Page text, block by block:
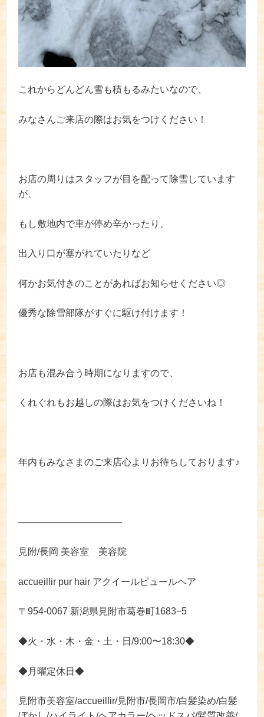
これからどんどん雪も積もるみたいなので、
みなさんご来店の際はお気をつけください！
お店の周りはスタッフが目を配って除雪しています
が、
もし敷地内で車が停め辛かったり、
出入り口が塞がれていたりなど
何かお気付きのことがあればお知らせください◎
優秀な除雪部隊がすぐに駆け付けます！
お店も混み合う時期になりますので、
くれぐれもお越しの際はお気をつけくださいね！
年内もみなさまのご来店心よりお待ちしております♪
———————————
見附/長岡 美容室 美容院
accueillir pur hair アクイールピュールヘア
〒954-0067 新潟県見附市葛巻町1683−5
◆火・水・木・金・土・日/9:00〜18:30◆
◆月曜定休日◆
見附市美容室/accueillir/見附市/長岡市/白髪染め/白髪